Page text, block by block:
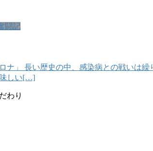
闘記
ナ」 長い歴史の中、感染病との戦いは
味しい[…]